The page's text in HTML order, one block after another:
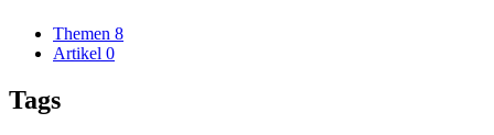
Themen 8
Artikel 0
Tags